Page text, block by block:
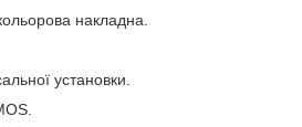
накладна.
установки.